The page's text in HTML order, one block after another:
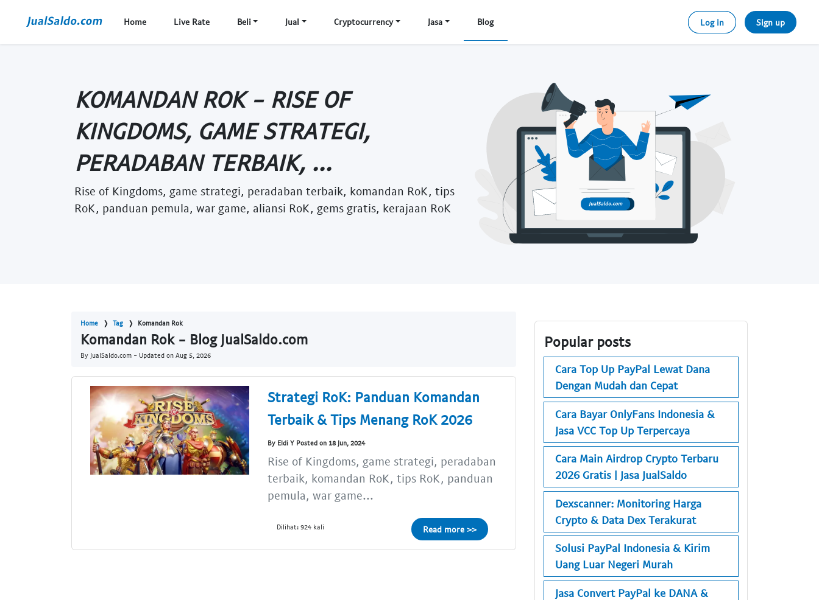
Home Live Rate Beli Jual Cryptocurrency Jasa Blog Log in Sign up
KOMANDAN ROK - RISE OF
KINGDOMS, GAME STRATEGI,
PERADABAN TERBAIK, ...
Rise of Kingdoms, game strategi, peradaban terbaik, komandan RoK, tips
RoK, panduan pemula, war game, aliansi RoK, gems gratis, kerajaan RoK
Home Tag Komandan Rok
Komandan Rok - Blog JualSaldo.com
By JualSaldo.com - Updated on Aug 5, 2026
Strategi RoK: Panduan Komandan
Terbaik & Tips Menang RoK 2026
By Eldi Y Posted on 18 Jun, 2024
Rise of Kingdoms, game strategi, peradaban
terbaik, komandan RoK, tips RoK, panduan
pemula, war game...
Dilihat: 924 kali Read more >>
Popular posts
Cara Top Up PayPal Lewat Dana
Dengan Mudah dan Cepat
Cara Bayar OnlyFans Indonesia &
Jasa VCC Top Up Terpercaya
Cara Main Airdrop Crypto Terbaru
2026 Gratis | Jasa JualSaldo
Dexscanner: Monitoring Harga
Crypto & Data Dex Terakurat
Solusi PayPal Indonesia & Kirim
Uang Luar Negeri Murah
Jasa Convert PayPal ke DANA &